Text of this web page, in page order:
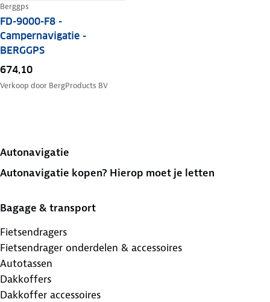
Berggps
FD-9000-F8 -
Campernavigatie -
BERGGPS
674,10
Verkoop door BergProducts BV
Autonavigatie
Autonavigatie kopen? Hierop moet je letten
Bagage & transport
Fietsendragers
Fietsendrager onderdelen & accessoires
Autotassen
Dakkoffers
Dakkoffer accessoires